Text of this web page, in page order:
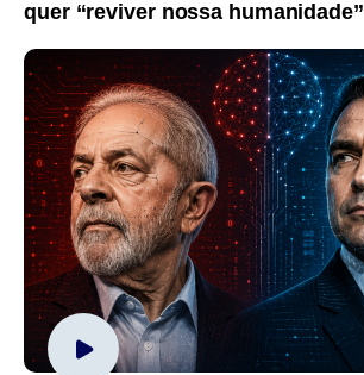
quer “reviver nossa humanidade”